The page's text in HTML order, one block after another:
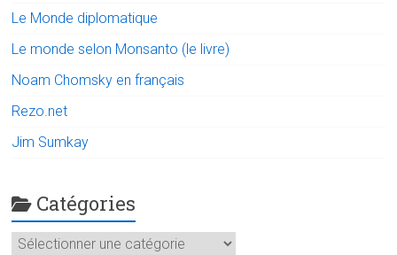
Le Monde diplomatique
Le monde selon Monsanto (le livre)
Noam Chomsky en français
Rezo.net
Jim Sumkay
Catégories
Catégories